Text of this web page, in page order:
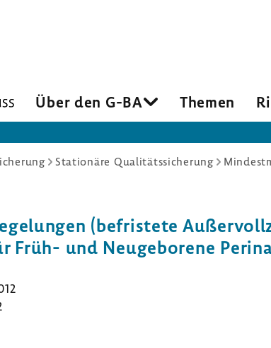
Über den G-BA Themen
Stationäre Qualitätssicherung
(befris­tete
Früh- und Neuge­bo­rene